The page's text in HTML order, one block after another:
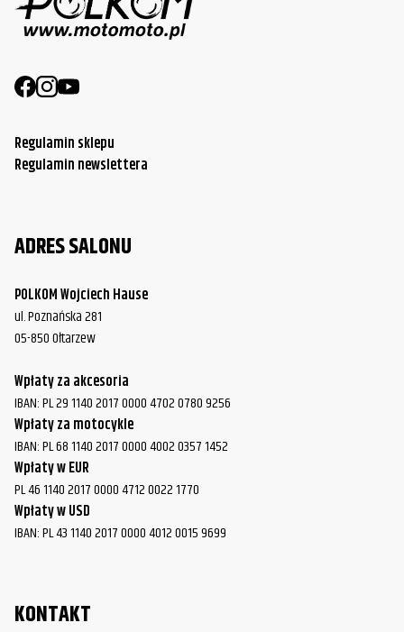
Regulamin sklepu
Regulamin newslettera
ADRES SALONU
POLKOM Wojciech Hause
ul. Poznańska 281
05-850 Ołtarzew
Wpłaty za akcesoria
IBAN: PL 29 1140 2017 0000 4702 0780 9256
Wpłaty za motocykle
IBAN: PL 68 1140 2017 0000 4002 0357 1452
Wpłaty w EUR
PL 46 1140 2017 0000 4712 0022 1770
Wpłaty w USD
IBAN: PL 43 1140 2017 0000 4012 0015 9699
KONTAKT